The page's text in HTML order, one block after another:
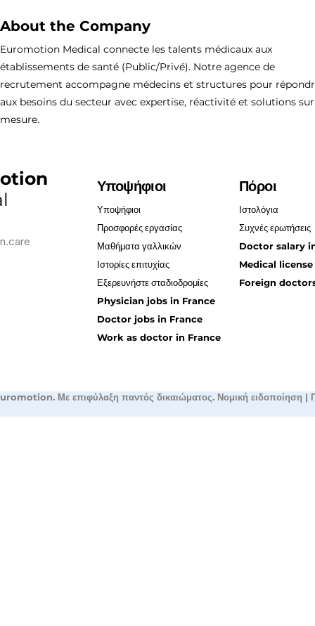
About the Company
Euromotion Medical connecte les talents médicaux aux
établissements de santé (Public/Privé). Notre agence de
recrutement accompagne médecins et structures pour
aux besoins du secteur avec expertise, réactivité et solutions sur
mesure.
Υποψήφιοι
Υποψήφιοι
Προσφορές εργασίας
Μαθήματα γαλλικών
Ιστορίες επιτυχίας
Εξερευνήστε σταδιοδρομίες
Physician jobs in France
Doctor jobs in France
Work as doctor in France
Πόροι
Ιστολόγια
Συχνές ερωτήσεις
Doctor salary
Medical
Foreign
Με επιφύλαξη παντός δικαιώματος. Νομική ειδοποίηση |